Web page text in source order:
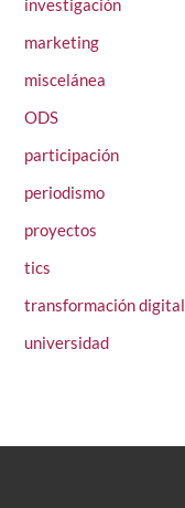
investigación
marketing
miscelánea
ODS
participación
periodismo
proyectos
tics
transformación digital
universidad